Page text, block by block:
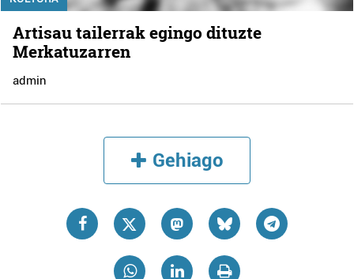
Artisau tailerrak egingo dituzte
Merkatuzarren
admin
Gehiago